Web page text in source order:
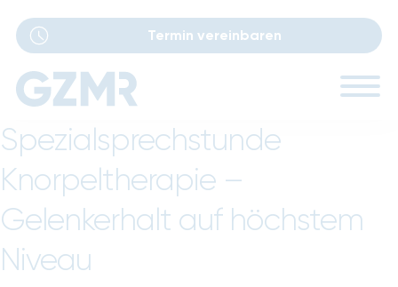
Termin vereinbaren
Navigation
überspringen
Ärzte
Sprechstunden
Spezialsprechstunde
Knorpeltherapie –
Gelenkerhalt auf höchstem
Niveau